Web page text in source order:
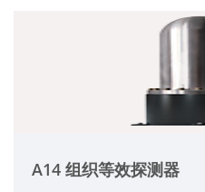
A14 组织等效探测器